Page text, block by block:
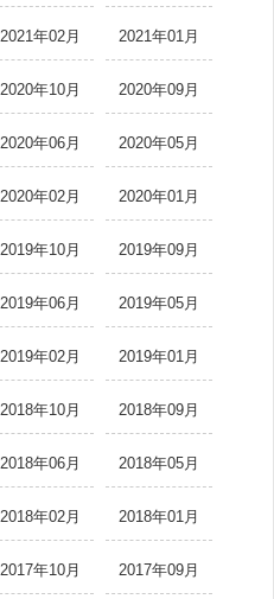
2021年02月 2021年01月
2020年10月 2020年09月
2020年06月 2020年05月
2020年02月 2020年01月
2019年10月 2019年09月
2019年06月 2019年05月
2019年02月 2019年01月
2018年10月 2018年09月
2018年06月 2018年05月
2018年02月 2018年01月
2017年10月 2017年09月